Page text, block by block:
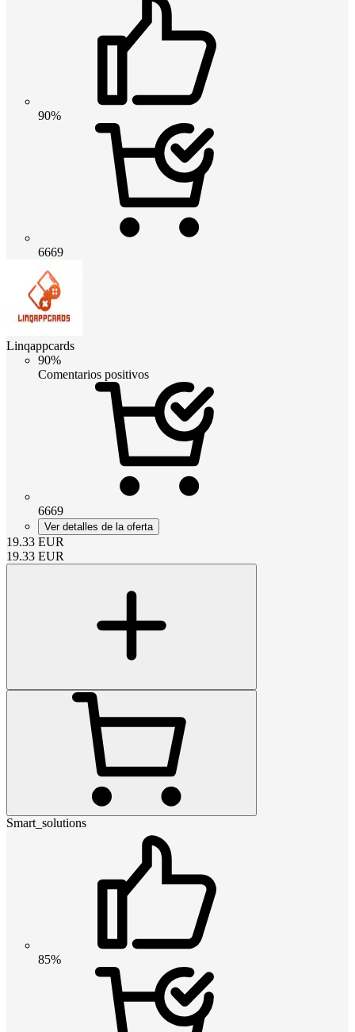
90%
6669
Linqappcards
90%
Comentarios positivos
6669
Ver detalles de la oferta
19.33 EUR
19.33 EUR
Smart_solutions
85%